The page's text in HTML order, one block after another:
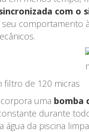
com o
comportamento
filtro de 120 micras
uma bomba
durante
água da piscina